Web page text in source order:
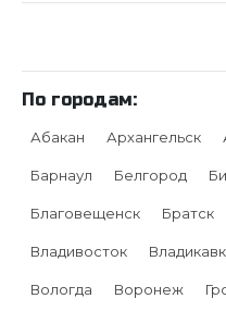
По городам:
Абакан Архангельск
Барнаул Белгород
Благовещенск Братск
Владивосток
Вологда Воронеж